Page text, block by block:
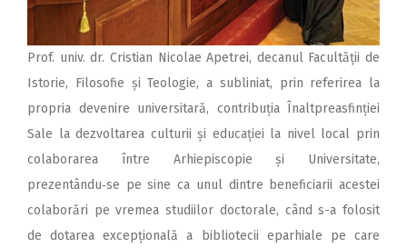
Prof. univ. dr. Cristian Nicolae Apetrei, decanul Facultății de
Istorie, Filosofie și Teologie, a subliniat, prin referirea la
propria devenire universitară, contribuția Înaltpreasfinției
Sale la dezvoltarea culturii și educației la nivel local prin
colaborarea între Arhiepiscopie și Universitate,
prezentându‑se pe sine ca unul dintre beneficiarii acestei
colaborări pe vremea studiilor doctorale, când s-a folosit
de dotarea excepțională a bibliotecii eparhiale pe care